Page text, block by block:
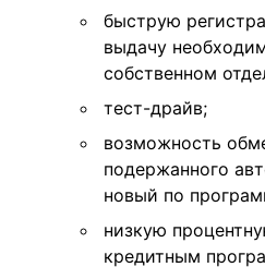
быструю
выдачу
собственном
тест-драйв;
возможность
подержанного
новый по
низкую
кредитным